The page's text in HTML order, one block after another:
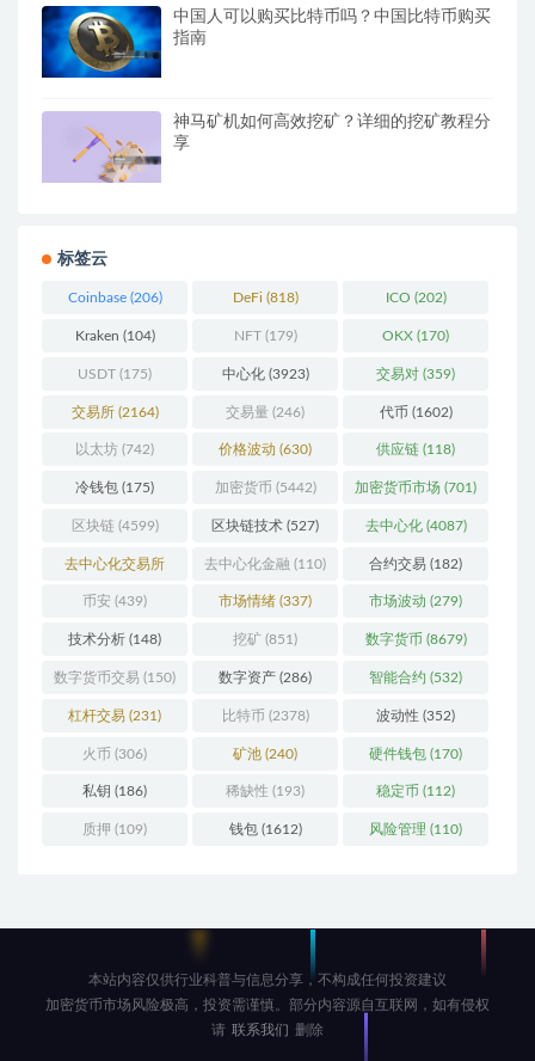
中国人可以购买比特币吗？中国比特币购买
指南
神马矿机如何高效挖矿？详细的挖矿教程分
享
标签云
Coinbase(206) DeFi (818) ICO (202)
Kraken (104) NFT(179) OKX (170)
USDT (175) 中心化(3923) 交易对 (359)
交易所(2164) 交易量 (246) 代币 (1602)
以太坊 (742) 价格波动 (630) 供应链 (118)
冷钱包 (175) 加密货币 (5442) 加密货币市场 (701)
区块链(4599) 区块链技术 (527) 去中心化(4087)
去中心化交易所
(196)
去中心化金融 (110) 合约交易 (182)
币安 (439) 市场情绪 (337) 市场波动 (279)
技术分析 (148) 挖矿 (851) 数字货币 (8679)
数字货币交易 (150) 数字资产 (286) 智能合约 (532)
杠杆交易 (231) 比特币 (2378) 波动性 (352)
火币 (306) 矿池 (240) 硬件钱包 (170)
私钥 (186) 稀缺性 (193) 稳定币 (112)
质押 (109) 钱包(1612) 风险管理 (110)
本站内容仅供行业科普与信息分享，不构成任何投资建议
加密货币市场风险极高，投资需谨慎。部分内容源自互联网，如有侵权
请 联系我们 删除